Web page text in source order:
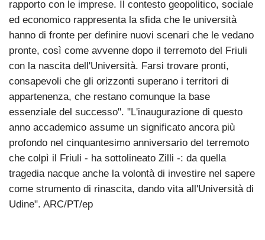
rapporto con le imprese. Il contesto geopolitico, sociale
ed economico rappresenta la sfida che le università
hanno di fronte per definire nuovi scenari che le vedano
pronte, così come avvenne dopo il terremoto del Friuli
con la nascita dell'Università. Farsi trovare pronti,
consapevoli che gli orizzonti superano i territori di
appartenenza, che restano comunque la base
essenziale del successo". "L'inaugurazione di questo
anno accademico assume un significato ancora più
profondo nel cinquantesimo anniversario del terremoto
che colpì il Friuli - ha sottolineato Zilli -: da quella
tragedia nacque anche la volontà di investire nel sapere
come strumento di rinascita, dando vita all'Università di
Udine". ARC/PT/ep